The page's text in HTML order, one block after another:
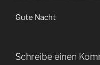
Gute Nacht
Schreibe einen